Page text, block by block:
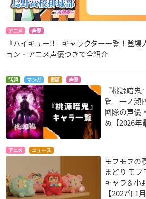
アニメ 声優
『ハイキュー!!』キャラクター一覧！登場
ョン・アニメ声優つきで全紹介
話題 マンガ 書籍 声優
『桃源暗
覧 一ノ瀬
國隊の声優
め【2026年
アニメ ニュース
モフモフの
まどり モ
キャラ＆小
【2027年1